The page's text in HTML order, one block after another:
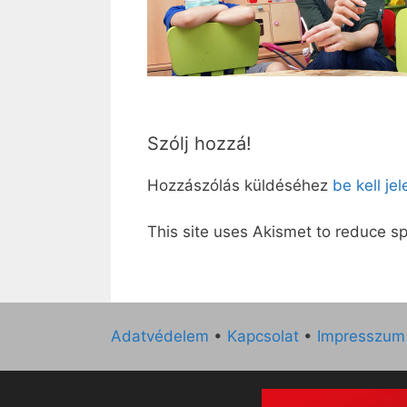
Szólj hozzá!
Hozzászólás küldéséhez be kell
This site uses Akismet to reduce
Adatvédelem • Kapcsolat • Impresszum